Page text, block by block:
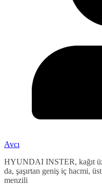
Avcı
HYUNDAI INSTER, kağıt
da, şaşırtan geniş iç hacmi,
menzili